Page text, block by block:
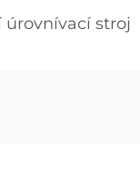
úrovnívací stroj